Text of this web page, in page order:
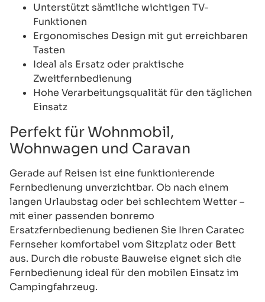
Unterstützt sämtliche wichtigen TV-
Funktionen
Ergonomisches Design mit gut erreichbaren
Tasten
Ideal als Ersatz oder praktische
Zweitfernbedienung
Hohe Verarbeitungsqualität für den täglichen
Einsatz
Perfekt für Wohnmobil,
Wohnwagen und Caravan
Gerade auf Reisen ist eine funktionierende
Fernbedienung unverzichtbar. Ob nach einem
langen Urlaubstag oder bei schlechtem Wetter –
mit einer passenden bonremo
Ersatzfernbedienung bedienen Sie Ihren Caratec
Fernseher komfortabel vom Sitzplatz oder Bett
aus. Durch die robuste Bauweise eignet sich die
Fernbedienung ideal für den mobilen Einsatz im
Campingfahrzeug.